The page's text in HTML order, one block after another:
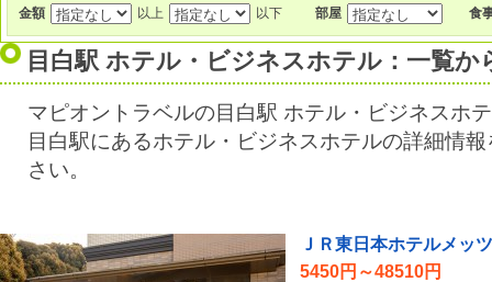
金額 以上 以下 部屋 食
目白駅 ホテル・ビジネスホテル：一覧か
マピオントラベルの目白駅 ホテル・ビジネスホ
目白駅にあるホテル・ビジネスホテルの詳細情
さい。
ＪＲ東日本ホテルメッ
5450円～48510円